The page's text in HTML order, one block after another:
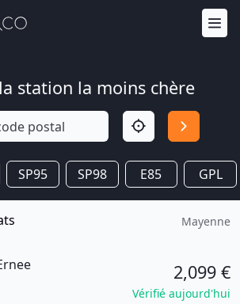
station la moins chère
SP95 SP98 E85 GPL
Mayenne
2,099 €
Vérifié aujourd'hui